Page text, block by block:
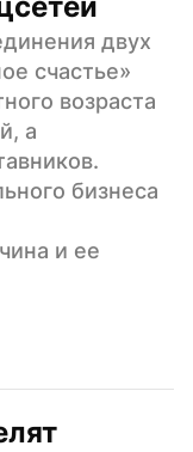
двух
счастье»
возраста
а
бизнеса
и ее